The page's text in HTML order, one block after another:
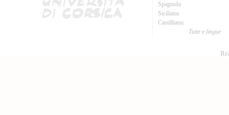
Spagnolu
Sicilianu
Castillianu
Tutte e lingue